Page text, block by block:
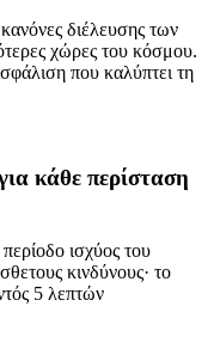
διέλευσης των
χώρες του κόσμου.
που καλύπτει τη
κάθε περίσταση
ισχύος του
κινδύνους· το
5 λεπτών